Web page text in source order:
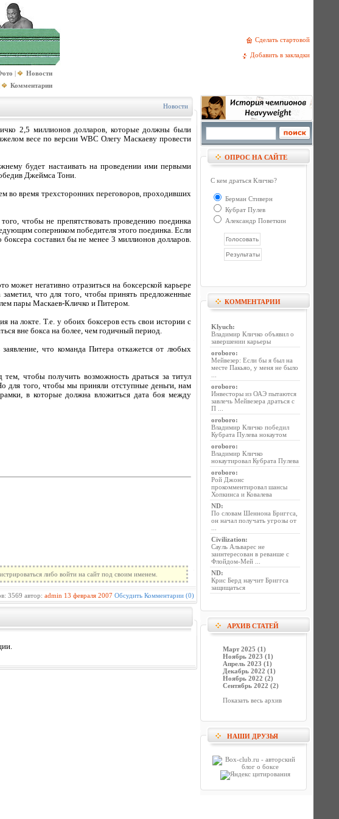
Сделать стартовой
Добавить в закладки
|
Новости
Комментарии
Новости
2,5 миллионов долларов, которые должны были
весе по версии WBC Олегу Маскаеву провести
будет настаивать на проведении ими первыми
Джеймса Тони.
во время трехсторонних переговоров, проходивших
чтобы не препятствовать проведению поединка
соперником победителя этого поединка. Если
составил бы не менее 3 миллионов долларов.
может негативно отразиться на боксерской карьере
что для того, чтобы принять предложенные
пары Маскаев-Кличко и Питером.
на локте. Т.е. у обоих боксеров есть свои истории с
вне бокса на более, чем годичный период.
что команда Питера откажется от любых
чтобы получить возможность драться за титул
для того, чтобы мы приняли отступные деньги, нам
в которые должна вложиться дата боя между
либо войти на сайт под своим именем.
3569 автор: admin 13 февраля 2007 Обсудить Комментарии (0)
ОПРОС НА САЙТЕ
С кем драться Кличко?
Берман Стиверн
Кубрат Пулев
Александр Поветкин
КОММЕНТАРИИ
Klyuch:
Владимир Кличко объявил о
завершении карьеры
oroboro:
Мейвезер: Если бы я был на
месте Пакьяо, у меня не было
oroboro:
Инвесторы из ОАЭ пытаются
завлечь Мейвезера драться с
П ...
oroboro:
Владимир Кличко победил
Кубрата Пулева нокаутом
oroboro:
Владимир Кличко
нокаутировал Кубрата Пулева
oroboro:
Рой Джонс
прокомментировал шансы
Хопкинса и Ковалева
ND:
По словам Шеннона Бриггса,
он начал получать угрозы от
Civilization:
Сауль Альварес не
заинтересован в реванше с
Флойдом-Мей ...
ND:
Крис Берд научит Бриггса
защищаться
АРХИВ СТАТЕЙ
Март 2025 (1)
Ноябрь 2023 (1)
Апрель 2023 (1)
Декабрь 2022 (1)
Ноябрь 2022 (2)
Сентябрь 2022 (2)
Показать весь архив
НАШИ ДРУЗЬЯ